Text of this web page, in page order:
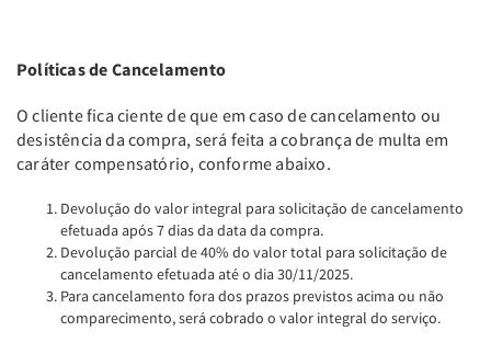
Políticas de Cancelamento
O cliente fica ciente de que em caso de cancelamento ou
desistência da compra, será feita a cobrança de multa em
caráter compensatório, conforme abaixo.
Devolução do valor integral para solicitação de cancelamento
efetuada após 7 dias da data da compra.
Devolução parcial de 40% do valor total para solicitação de
cancelamento efetuada até o dia 30/11/2025.
Para cancelamento fora dos prazos previstos acima ou não
comparecimento, será cobrado o valor integral do serviço.